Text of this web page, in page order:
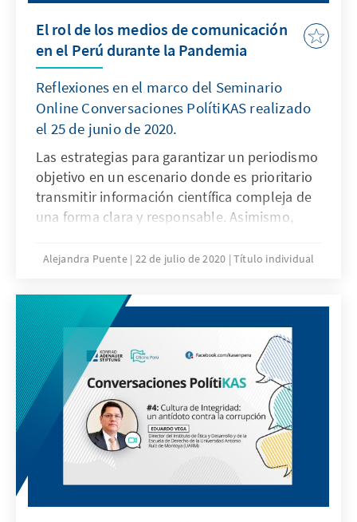
El rol de los medios de comunicación
en el Perú durante la Pandemia
Reflexiones en el marco del Seminario
Online Conversaciones PolítiKAS realizado
el 25 de junio de 2020.
Las estrategias para garantizar un periodismo
objetivo en un escenario donde es prioritario
transmitir información científica compleja de
una forma clara y responsable. Asimismo,
los fake news y cómo entiende la prensa su
emergencia nacional
Alejandra Puente 22 de julio de 2020 Título individual